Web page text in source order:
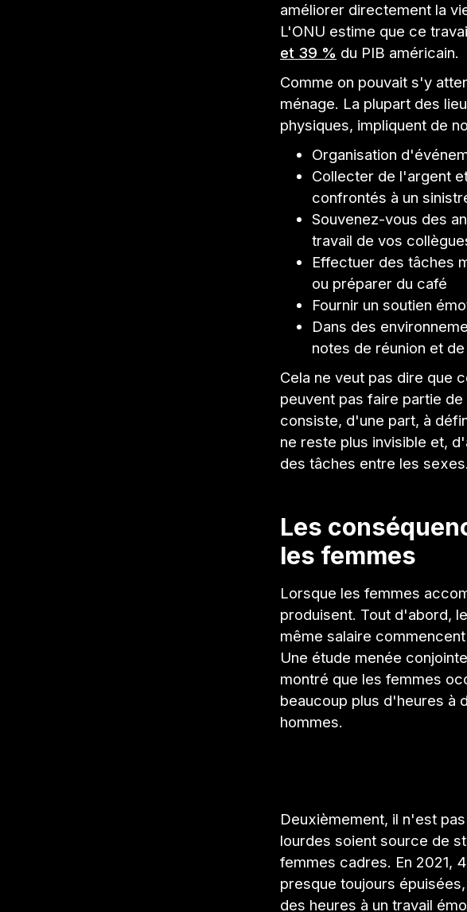
améliorer directement la
L'ONU estime que ce
et 39 % du PIB américain.
Comme on pouvait s'y
ménage. La plupart des
physiques, impliquent de
Organisation
Collecter de l'argent
confrontés à un
Souvenez-vous des
travail de vos
Effectuer des tâches
ou préparer du café
Fournir un soutien
Dans des
notes de réunion et
Cela ne veut pas dire que
peuvent pas faire partie
consiste, d'une part, à
ne reste plus invisible et,
des tâches entre les sexes.
Les
les femmes
Lorsque les femmes
produisent. Tout d'abord,
même salaire
Une étude menée
montré que les femmes
beaucoup plus d'heures à
hommes.
Deuxièmement, il n'est
lourdes soient source de
femmes cadres. En 2021,
presque toujours
des heures à un travail